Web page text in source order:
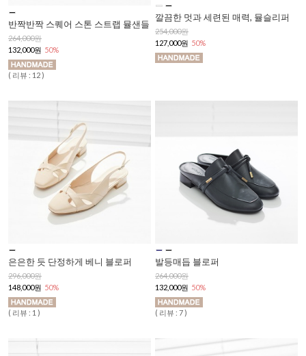
반짝반짝 스퀘어 스톤 스트랩 뮬샌들
264,000원
132,000원 50%
( 리뷰 : 12 )
깔끔한 멋과 세련된 매력, 뮬슬리퍼
254,000원
127,000원 50%
은은한 듯 단정하게 베니 블로퍼
296,000원
148,000원 50%
( 리뷰 : 1 )
발등매듭 블로퍼
264,000원
132,000원 50%
( 리뷰 : 7 )